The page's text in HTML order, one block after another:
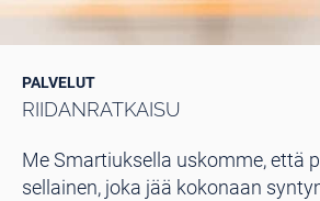
PALVELUT
RIIDANRATKAISU
Me Smartiuksella uskomme, että
sellainen, joka jää kokonaan